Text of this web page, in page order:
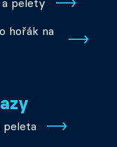
pelety
hořák na
peleta